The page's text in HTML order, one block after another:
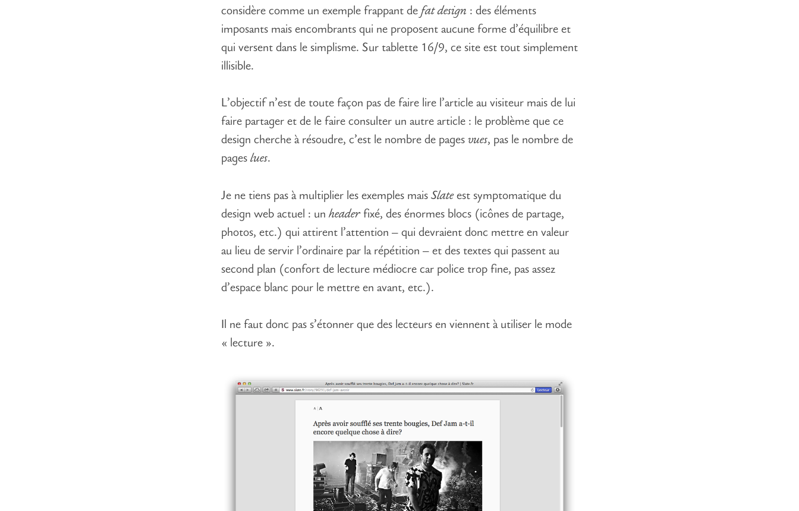
considère comme un exemple frappant de fat design : des éléments
imposants mais encombrants qui ne proposent aucune forme d’équilibre et
qui versent dans le simplisme. Sur tablette 16/9, ce site est tout simplement
illisible.
L’objectif n’est de toute façon pas de faire lire l’article au visiteur mais de lui
faire partager et de le faire consulter un autre article : le problème que ce
design cherche à résoudre, c’est le nombre de pages vues, pas le nombre de
pages lues.
Je ne tiens pas à multiplier les exemples mais Slateest symptomatique du
design web actuel : un headerfixé, des énormes blocs (icônes de partage,
photos, etc.) qui attirent l’attention – qui devraient donc mettre en valeur
au lieu de servir l’ordinaire par la répétition – et des textes qui passent au
second plan (confort de lecture médiocre car police trop fine, pas assez
d’espace blanc pour le mettre en avant, etc.).
Il ne faut donc pas s’étonner que des lecteurs en viennent à utiliser le mode
« lecture ».